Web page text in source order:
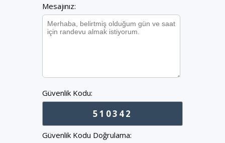
Mesajınız:
Güvenlik Kodu:
510342
Güvenlik Kodu Doğrulama: